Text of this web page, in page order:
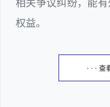
相关争议纠纷，能
权益。
· · · 查